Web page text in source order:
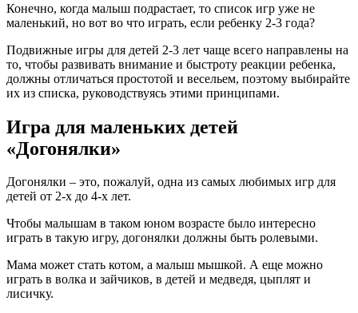
Конечно, когда малыш подрастает, то список игр уже не
маленький, но вот во что играть, если ребенку 2-3 года?
Подвижные игры для детей 2-3 лет чаще всего направлены на
то, чтобы развивать внимание и быстроту реакции ребенка,
должны отличаться простотой и весельем, поэтому выбирайте
их из списка, руководствуясь этими принципами.
Игра для маленьких детей
«Догонялки»
Догонялки – это, пожалуй, одна из самых любимых игр для
детей от 2-х до 4-х лет.
Чтобы малышам в таком юном возрасте было интересно
играть в такую игру, догонялки должны быть ролевыми.
Мама может стать котом, а малыш мышкой. А еще можно
играть в волка и зайчиков, в детей и медведя, цыплят и
лисичку.